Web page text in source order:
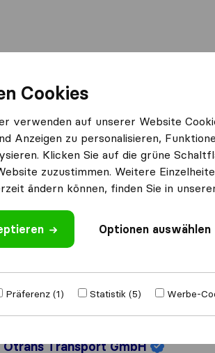
Oberndorf/Kitzbuehel
Kitzbuehel
Otrans Transport GmbH
Cookies
verwenden auf unserer Website
Anzeigen zu personalisieren,
Klicken Sie auf die grüne
zuzustimmen. Weitere
ändern können, finden Sie in
Optionen auswählen
Präferenz (1) Statistik (5) Werbe-